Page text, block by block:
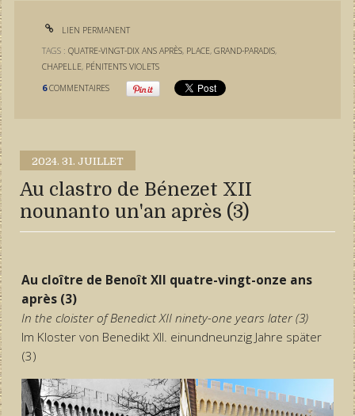
LIEN PERMANENT
TAGS :QUATRE-VINGT-DIX ANS APRÈS, PLACE,GRAND-PARADIS,
CHAPELLE, PÉNITENTS VIOLETS
6 COMMENTAIRES
2024. 31. JUILLET
Au clastro de Bénezet XII
nounanto un'an après (3)
Au cloître de Benoît XII quatre-vingt-onze ans
après (3)
In the cloister of Benedict XII ninety-one years later (3)
Im Kloster von Benedikt XII. einundneunzig Jahre später
(3)